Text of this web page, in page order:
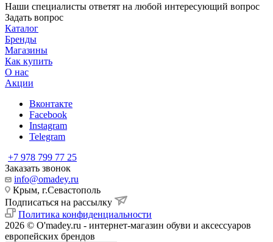
Наши специалисты ответят на любой интересующий вопрос
Задать вопрос
Каталог
Бренды
Магазины
Как купить
О нас
Акции
Вконтакте
Facebook
Instagram
Telegram
+7 978 799 77 25
Заказать звонок
info@omadey.ru
Крым, г.Севастополь
Подписаться на рассылку
Политика конфиденциальности
2026 © O'madey.ru - интернет-магазин обуви и аксессуаров
европейских брендов